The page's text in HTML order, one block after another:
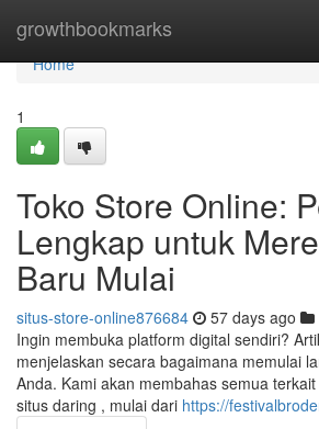
growthbookmarks
Home
Home
1
Toko Store Online:
Lengkap untuk
Baru Mulai
situs-store-online876684 57 days ago
Ingin membuka platform digital sendiri?
menjelaskan secara bagaimana memulai
Anda. Kami akan membahas semua
situs daring , mulai dari https://